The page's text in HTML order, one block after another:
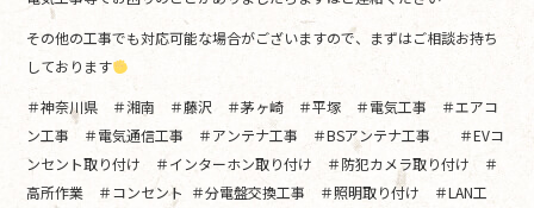
その他の工事でも対応可能な場合がございますので、まずはご相談お持ち
しております
＃神奈川県 ＃湘南 ＃藤沢 ＃茅ヶ崎 ＃平塚 ＃電気工事 ＃エアコ
ン工事 ＃電気通信工事 ＃アンテナ工事 ＃BSアンテナ工事 ＃EVコ
ンセント取り付け ＃インターホン取り付け ＃防犯カメラ取り付け ＃
高所作業 ＃コンセント ＃分電盤交換工事 ＃照明取り付け ＃LAN工